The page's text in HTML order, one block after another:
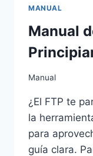
MANUAL
Manual
Manual
¿El FTP te
la
para
guía clara.